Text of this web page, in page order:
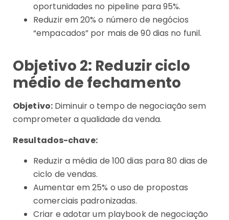
oportunidades no pipeline para 95%.
Reduzir em 20% o número de negócios
“empacados” por mais de 90 dias no funil.
Objetivo 2: Reduzir ciclo
médio de fechamento
Objetivo:Diminuir o tempo de negociação sem
comprometer a qualidade da venda.
Resultados-chave:
Reduzir a média de 100 dias para 80 dias de
ciclo de vendas.
Aumentar em 25% o uso de propostas
comerciais padronizadas.
Criar e adotar um playbook de negociação